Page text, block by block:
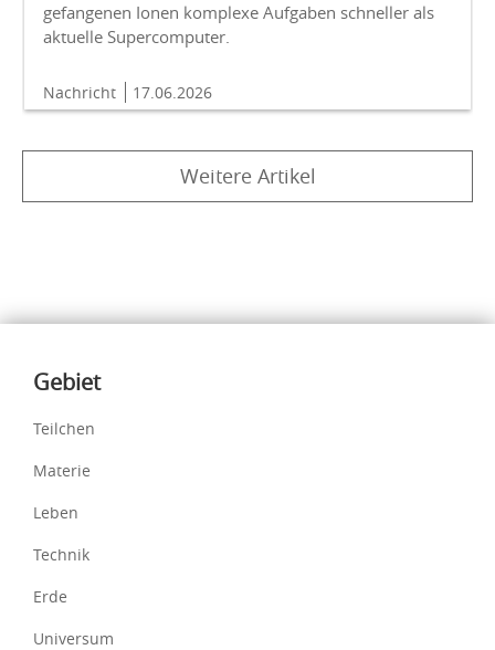
gefangenen Ionen komplexe Aufgaben schneller als
aktuelle Supercomputer.
Nachricht 17.06.2026
Weitere Artikel
Inhalte
Gebiet
Teilchen
Materie
Leben
Technik
Erde
Universum